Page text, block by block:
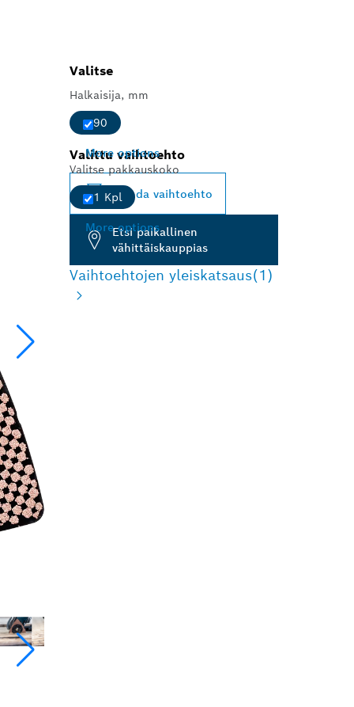
Valitse
Halkaisija, mm
90
More options
Valitse pakkauskoko
1 Kpl
More options
Valittu vaihtoehto
Vaihda vaihtoehto
Etsi paikallinen
vähittäiskauppias
Vaihtoehtojen yleiskatsaus(1)